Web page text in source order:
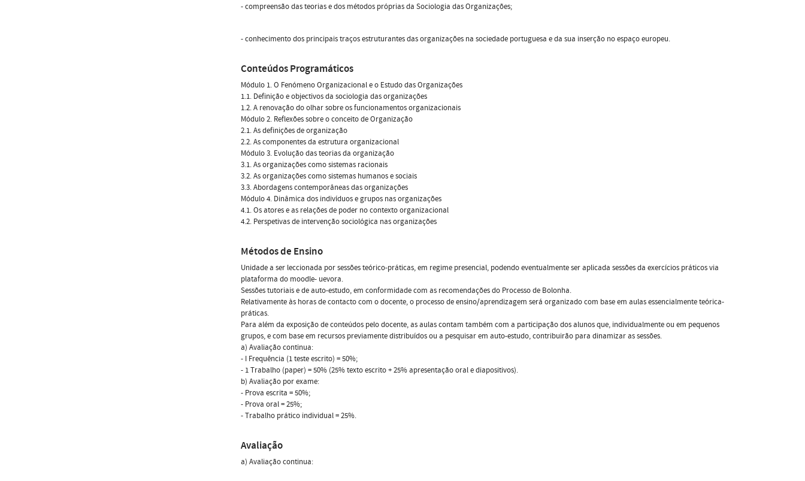
- compreensão das teorias e dos métodos próprias da Sociologia das Organizações;
- conhecimento dos principais traços estruturantes das organizações na sociedade portuguesa e da sua inserção no espaço europeu.
Conteúdos Programáticos
Módulo 1. O Fenómeno Organizacional e o Estudo das Organizações
1.1. Definição e objectivos da sociologia das organizações
1.2. A renovação do olhar sobre os funcionamentos organizacionais
Módulo 2. Reflexões sobre o conceito de Organização
2.1. As definições de organização
2.2. As componentes da estrutura organizacional
Módulo 3. Evolução das teorias da organização
3.1. As organizações como sistemas racionais
3.2. As organizações como sistemas humanos e sociais
3.3. Abordagens contemporâneas das organizações
Módulo 4. Dinâmica dos indivíduos e grupos nas organizações
4.1. Os atores e as relações de poder no contexto organizacional
4.2. Perspetivas de intervenção sociológica nas organizações
Métodos de Ensino
Unidade a ser leccionada por sessões teórico-práticas, em regime presencial, podendo eventualmente ser aplicada sessões da exercícios práticos via
plataforma do moodle- uevora.
Sessões tutoriais e de auto-estudo, em conformidade com as recomendações do Processo de Bolonha.
Relativamente às horas de contacto com o docente, o processo de ensino/aprendizagem será organizado com base em aulas essencialmente teórica-
práticas.
Para além da exposição de conteúdos pelo docente, as aulas contam também com a participação dos alunos que, individualmente ou em pequenos
grupos, e com base em recursos previamente distribuídos ou a pesquisar em auto-estudo, contribuirão para dinamizar as sessões.
a) Avaliação continua:
- I Frequência (1 teste escrito) = 50%;
- 1 Trabalho (paper) = 50% (25% texto escrito + 25% apresentação oral e diapositivos).
b) Avaliação por exame:
- Prova escrita = 50%;
- Prova oral = 25%;
- Trabalho prático individual = 25%.
Avaliação
a) Avaliação continua: